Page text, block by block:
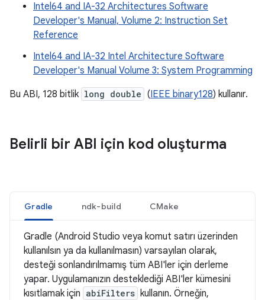
Intel64 and IA-32 Architectures Software
Developer's Manual, Volume 2: Instruction Set
Reference
Intel64 and IA-32 Intel Architecture Software
Developer's Manual Volume 3: System Programming
Bu ABI, 128 bitlik long double (IEEE binary128) kullanır.
Belirli bir ABI için kod oluşturma
Gradle ndk-build CMake
Gradle (Android Studio veya komut satırı üzerinden
kullanılsın ya da kullanılmasın) varsayılan olarak,
desteği sonlandırılmamış tüm ABI'ler için derleme
yapar. Uygulamanızın desteklediği ABI'ler kümesini
kısıtlamak için abiFilters kullanın. Örneğin,